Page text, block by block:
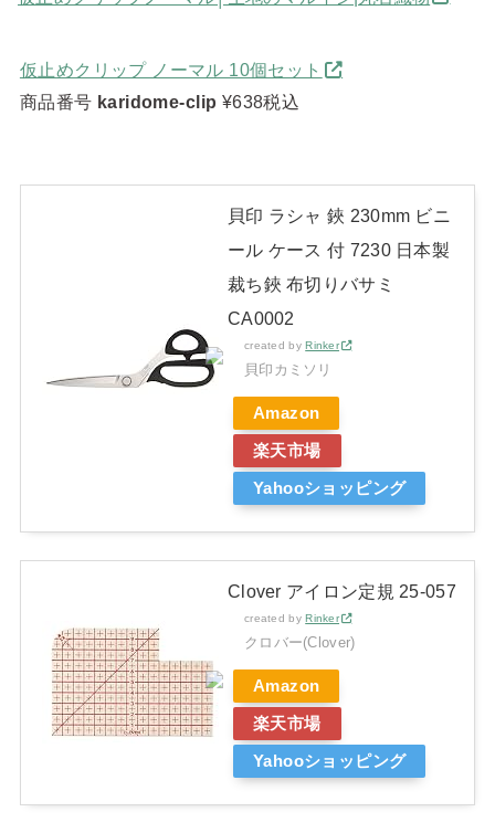
仮止めクリップ ノーマル 10個セット
商品番号 karidome-clip ¥638税込
貝印 ラシャ 鋏 230mm ビニ
ール ケース 付 7230 日本製
裁ち鋏 布切りバサミ
CA0002
created byRinker
貝印カミソリ
Amazon
楽天市場
Yahooショッピング
Clover アイロン定規 25-057
created byRinker
クロバー(Clover)
Amazon
楽天市場
Yahooショッピング